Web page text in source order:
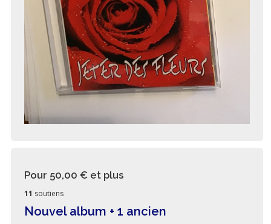
Pour 50,00 € et plus
11 soutiens
Nouvel album + 1 ancien